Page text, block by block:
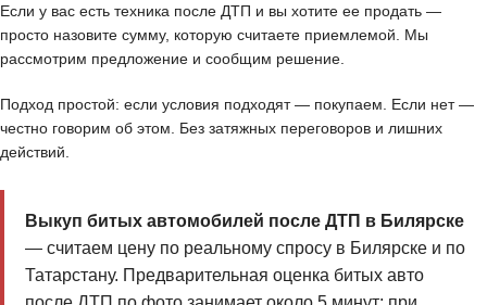
Если у вас есть техника после ДТП и вы хотите ее продать —
просто назовите сумму, которую считаете приемлемой. Мы
рассмотрим предложение и сообщим решение.
Подход простой: если условия подходят — покупаем. Если нет —
честно говорим об этом. Без затяжных переговоров и лишних
действий.
Выкуп битых автомобилей после ДТП в Билярске
— считаем цену по реальному спросу в Билярске и по
Татарстану. Предварительная оценка битых авто